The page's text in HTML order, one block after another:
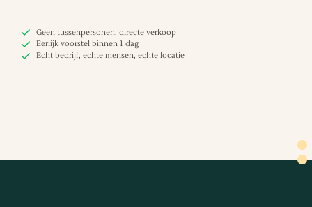
Geen tussenpersonen, directe verkoop
Eerlijk voorstel binnen 1 dag
Echt bedrijf, echte mensen, echte locatie